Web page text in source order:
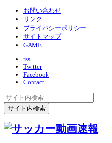
お問い合わせ
リンク
プライバシーポリシー
サイトマップ
GAME
rss
Twitter
Facebook
Contact